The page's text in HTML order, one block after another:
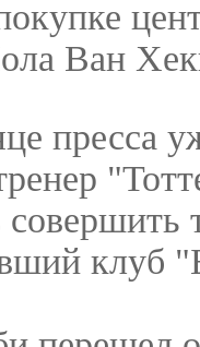
Ван
пресса
совершить
клуб